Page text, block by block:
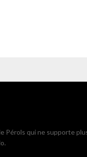
Pérols qui ne supporte